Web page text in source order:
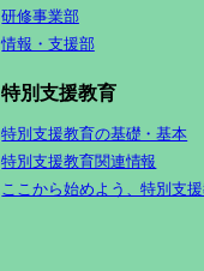
研修事業部
情報・支援部
特別支援教育
特別支援教育の基礎・基本
特別支援教育関連情報
ここから始めよう、特別支